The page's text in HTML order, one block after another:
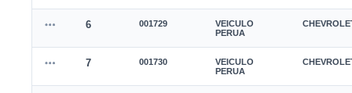
6 001729
VEICULO
PERUA
7 001730
VEICULO
PERUA